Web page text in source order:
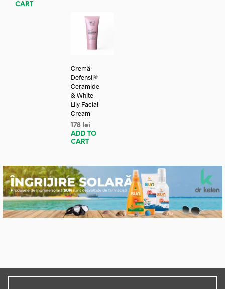
CART
Cremă
Defensil®
Ceramide
& White
Lily Facial
Cream
178 lei
ADD TO
CART